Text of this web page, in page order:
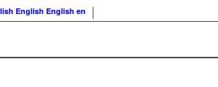
English English en